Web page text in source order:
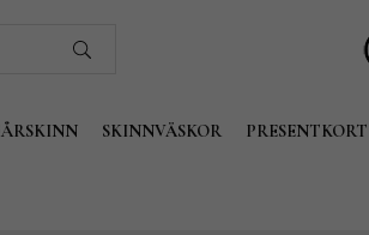
SKINNVÄSKOR PRESENTKORT